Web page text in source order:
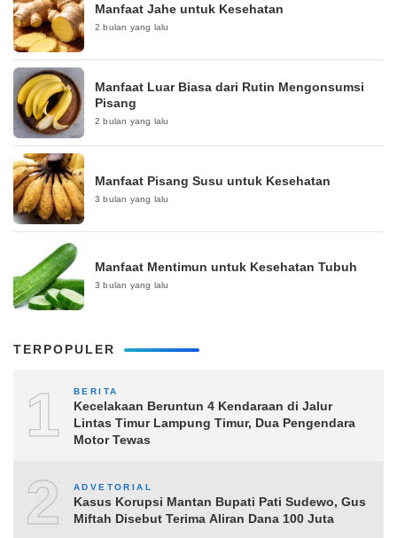
Manfaat Jahe untuk Kesehatan
2 bulan yang lalu
Manfaat Luar Biasa dari Rutin Mengonsumsi
Pisang
2 bulan yang lalu
Manfaat Pisang Susu untuk Kesehatan
3 bulan yang lalu
Manfaat Mentimun untuk Kesehatan Tubuh
3 bulan yang lalu
TERPOPULER
1 BERITA
Kecelakaan Beruntun 4 Kendaraan di Jalur
Lintas Timur Lampung Timur, Dua Pengendara
Motor Tewas
2 ADVETORIAL
Kasus Korupsi Mantan Bupati Pati Sudewo, Gus
Miftah Disebut Terima Aliran Dana 100 Juta